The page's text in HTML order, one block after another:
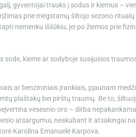
gyventojai trauks į sodus ir kiemus –
prie mėgstamų šiltojo sezono
nemenku iššūkiu, jei po žiemos prie
sode, kieme ar sodyboje susijusios
ar benzininiais įrankiais, pjaunant
plaštakų bei pirštų traumų. Be to,
vėsesnio oro – dirba
atsargumui, neskubant it atsakingai
Karolina Emanuelė Karpova.